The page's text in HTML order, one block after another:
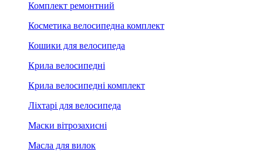
Комплект ремонтний
Косметика велосипедна комплект
Кошики для велосипеда
Крила велосипедні
Крила велосипедні комплект
Ліхтарі для велосипеда
Маски вітрозахисні
Масла для вилок